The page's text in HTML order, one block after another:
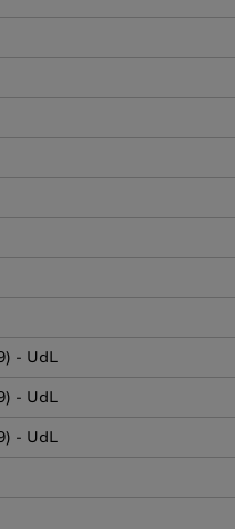
- UdL
- UdL
- UdL